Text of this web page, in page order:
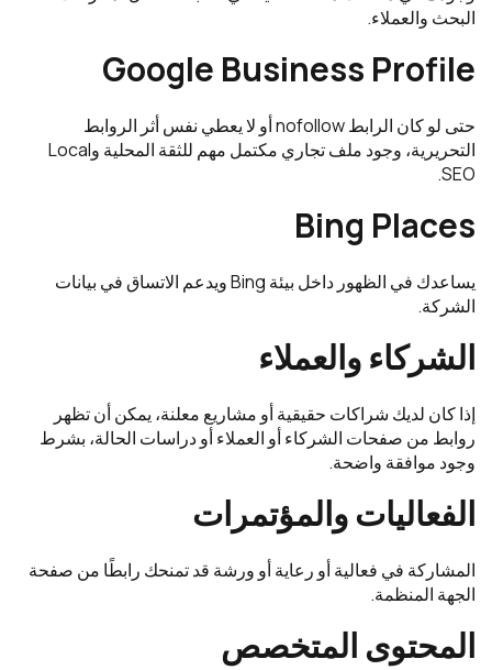
البحث والعملاء.
Google Business Profile
حتى لو كان الرابط nofollow أو لا يعطي نفس أثر الروابط
التحريرية، وجود ملف تجاري مكتمل مهم للثقة المحلية وLocal
SEO.
Bing Places
يساعدك في الظهور داخل بيئة Bing ويدعم الاتساق في بيانات
الشركة.
الشركاء والعملاء
إذا كان لديك شراكات حقيقية أو مشاريع معلنة، يمكن أن تظهر
روابط من صفحات الشركاء أو العملاء أو دراسات الحالة، بشرط
وجود موافقة واضحة.
الفعاليات والمؤتمرات
المشاركة في فعالية أو رعاية أو ورشة قد تمنحك رابطًا من صفحة
الجهة المنظمة.
المحتوى المتخصص